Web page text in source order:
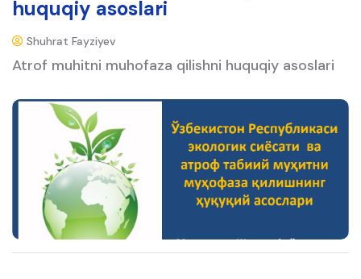
huquqiy asoslari
Shuhrat Fayziyev
Atrof muhitni muhofaza qilishni huquqiy asoslari